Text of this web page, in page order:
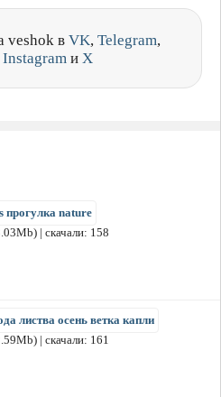
veshok в VK, Telegram,
Instagram и X
прогулка nature
| скачали: 158
листва осень ветка капли
| скачали: 161